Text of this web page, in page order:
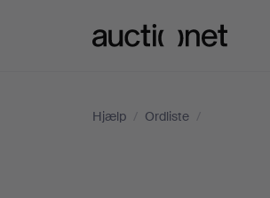
Hjælp / Ordliste /